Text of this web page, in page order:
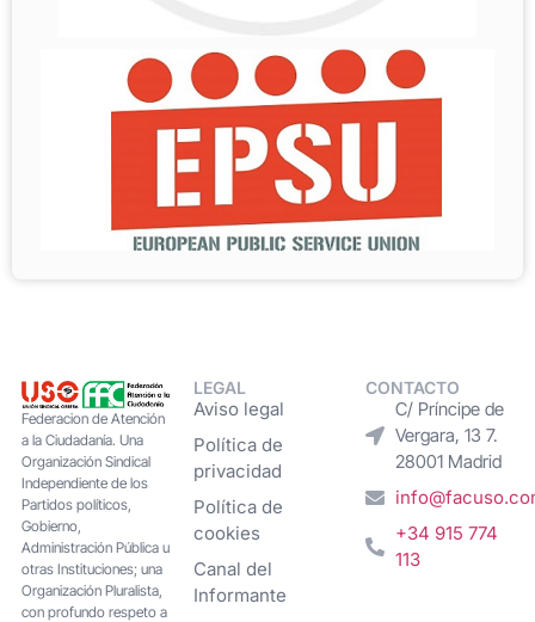
Federacion de Atención
a la Ciudadanía. Una
Organización Sindical
Independiente de los
Partidos políticos,
Gobierno,
Administración Pública u
otras Instituciones; una
Organización Pluralista,
con profundo respeto a
LEGAL
Aviso legal
Política de
privacidad
Política de
cookies
Canal del
Informante
CONTACTO
C/ Príncipe de
Vergara, 13 7.
28001 Madrid
+34 915 774
113